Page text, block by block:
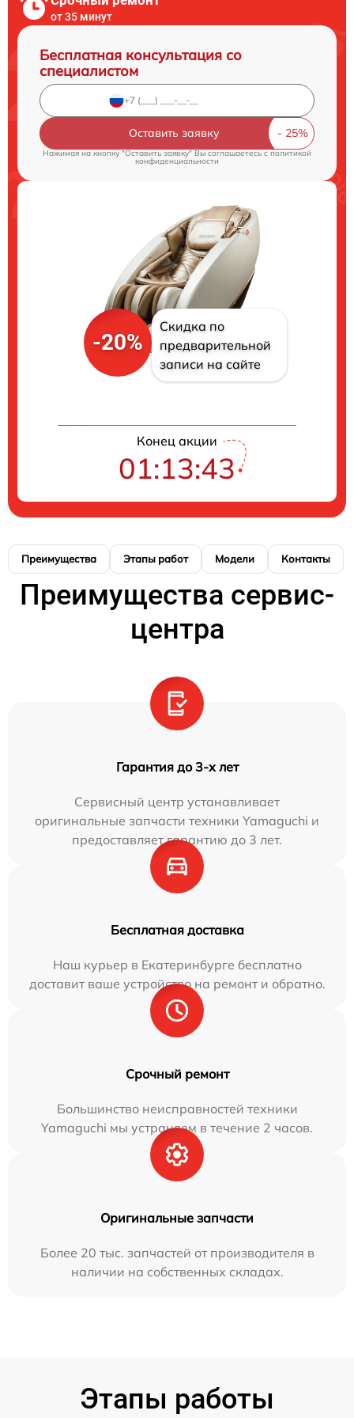
от 35 минут
Бесплатная консультация со
специалистом
Оставить заявку
Нажимая на кнопку "Оставить заявку" Вы соглашаетесь cполитикой
конфиденциальности
-20%
Скидка по
предварительной
записи на сайте
Конец акции
01:13:42
Преимущества Этапы работ Модели Контакты
Преимущества сервис-
центра
Гарантия до 3-х лет
Сервисный центр устанавливает
оригинальные запчасти техники Yamaguchi и
предоставляет гарантию до 3 лет.
Бесплатная доставка
Наш курьер в Екатеринбурге бесплатно
доставит ваше устройство на ремонт и обратно.
Срочный ремонт
Большинство неисправностей техники
Yamaguchi мы устраняем в течение 2 часов.
Оригинальные запчасти
Более 20 тыс. запчастей от производителя в
наличии на собственных складах.
Этапы работы